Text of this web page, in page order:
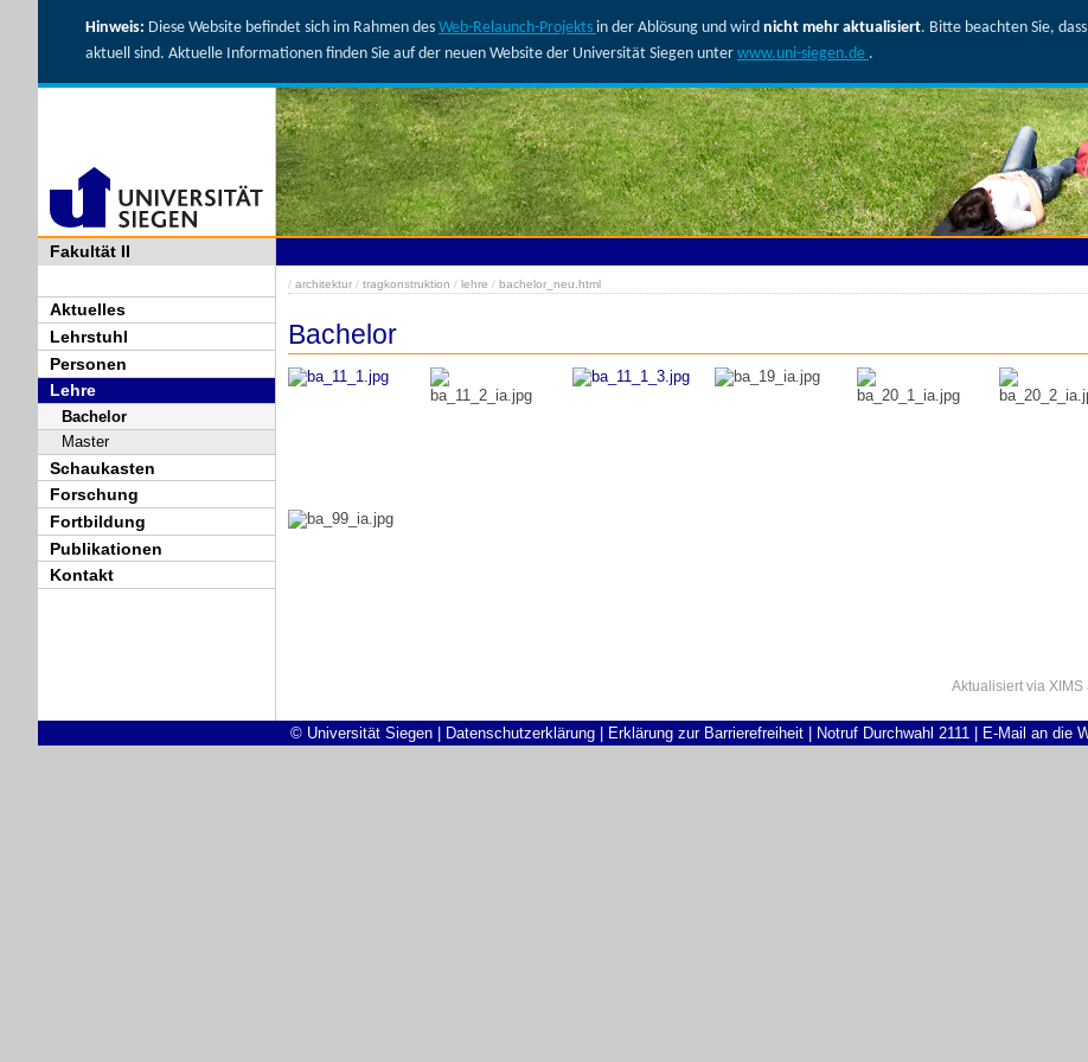
Hinweis: Diese Website befindet sich im Rahmen des Web-Relaunch-Projekts in der Ablösung und wird nicht mehr aktualisiert. Bitte beachten Sie,
aktuell sind. Aktuelle Informationen finden Sie auf der neuen Website der Universität Siegen unter www.uni-siegen.de .
Fakultät II
Aktuelles
Lehrstuhl
Personen
Lehre
Bachelor
Master
Schaukasten
Forschung
Fortbildung
Publikationen
Kontakt
/ architektur / tragkonstruktion / lehre / bachelor_neu.html
Bachelor
Aktualisiert via XIMS
© Universität Siegen| Datenschutzerklärung| Erklärung zur Barrierefreiheit| Notruf Durchwahl 2111| E-Mail an die